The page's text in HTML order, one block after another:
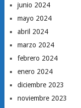
junio 2024
mayo 2024
abril 2024
marzo 2024
febrero 2024
enero 2024
diciembre 2023
noviembre 2023